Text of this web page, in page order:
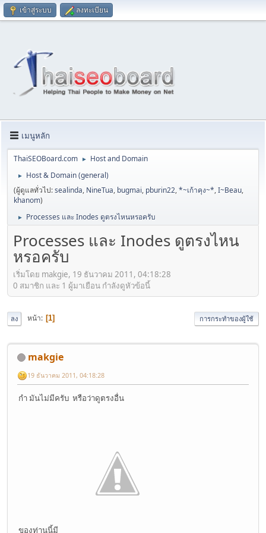
เข้าสู่ระบบ ลงทะเบียน
เมนูหลัก
ThaiSEOBoard.com ► Host and Domain
►
Host & Domain (general)
(ผู้ดูแลทั่วไป:sealinda, NineTua, bugmai, pburin22,*~เก้าคุง~*,I~Beau,
khanom)
► Processes และ Inodes ดูตรงไหนหรอครับ
Processes และ Inodes ดูตรงไหน
หรอครับ
เริ่มโดย makgie, 19 ธันวาคม 2011, 04:18:28
0 สมาชิก และ 1 ผู้มาเยือน กำลังดูหัวข้อนี้
ลง หน้า 1 การกระทำของผู้ใช้
makgie
19 ธันวาคม 2011, 04:18:28
กำ มันไม่มีครับ หรือว่าดูตรงอื่น
ของท่านนี้มี